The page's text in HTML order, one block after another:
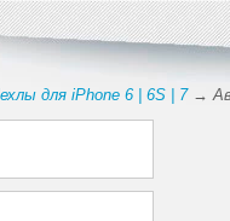
для iPhone 6 | 6S | 7→